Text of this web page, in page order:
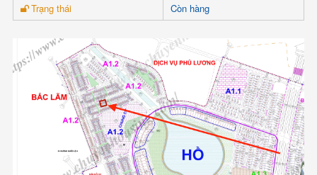
Trạng thái
Còn hàng